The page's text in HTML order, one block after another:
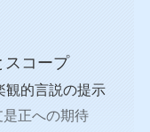
スコープ
観的言説の提示
正への期待